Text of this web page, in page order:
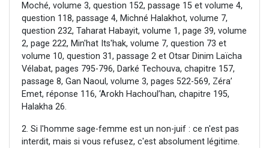
Moché, volume 3, question 152, passage 15 et volume 4,
question 118, passage 4, Michné Halakhot, volume 7,
question 232, Taharat Habayit, volume 1, page 39, volume
2, page 222, Min'hat Its'hak, volume 7, question 73 et
volume 10, question 31, passage 2 et Otsar Dinim Laïcha
Vélabat, pages 795-796, Darké Techouva, chapitre 157,
passage 8, Gan Naoul, volume 3, pages 522-569, Zéra’
Emet, réponse 116, ‘Arokh Hachoul’han, chapitre 195,
Halakha 26.
2. Si l'homme sage-femme est un non-juif : ce n'est pas
interdit, mais si vous refusez, c'est absolument légitime.